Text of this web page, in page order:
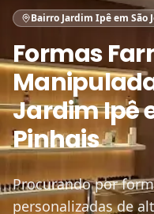
Bairro Jardim Ipê em São
Formas
Jardim Ipê
Pinhais
Procurando por
personalizadas de